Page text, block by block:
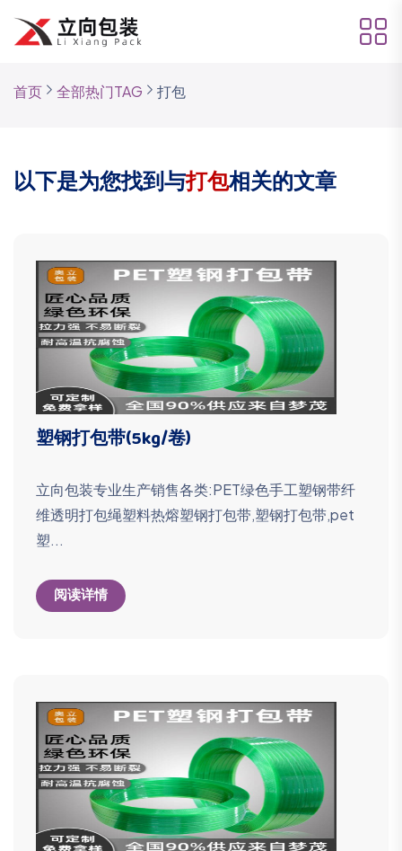
首页 全部热门TAG 打包
以下是为您找到与打包相关的文章
塑钢打包带(5kg/卷)
立向包装专业生产销售各类:PET绿色手工塑钢带纤
维透明打包绳塑料热熔塑钢打包带,塑钢打包带,pet
塑...
阅读详情